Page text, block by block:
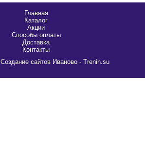
Главная
Каталог
Акции
Способы оплаты
Доставка
Контакты
Cоздание сайтов Иваново - Trenin.su